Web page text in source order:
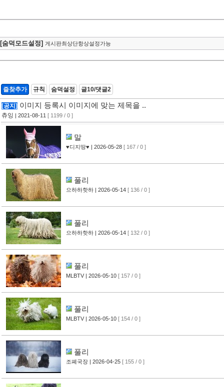
[숨덕모드설정] 게시판최상단항상설정가능
즐찾추가 규칙 숨덕설정 글10/댓글2
[공지] 이미지 등록시 이미지에 맞는 제목을 ..
츄잉 | 2021-08-11 [ 1199 / 0 ]
말
♥디지땅♥ | 2026-05-28 [ 167 / 0 ]
풀리
으하하핫하 | 2026-05-14 [ 136 / 0 ]
풀리
으하하핫하 | 2026-05-14 [ 132 / 0 ]
풀리
MLBTV | 2026-05-10 [ 157 / 0 ]
풀리
MLBTV | 2026-05-10 [ 154 / 0 ]
풀리
조폐국장 | 2026-04-25 [ 155 / 0 ]